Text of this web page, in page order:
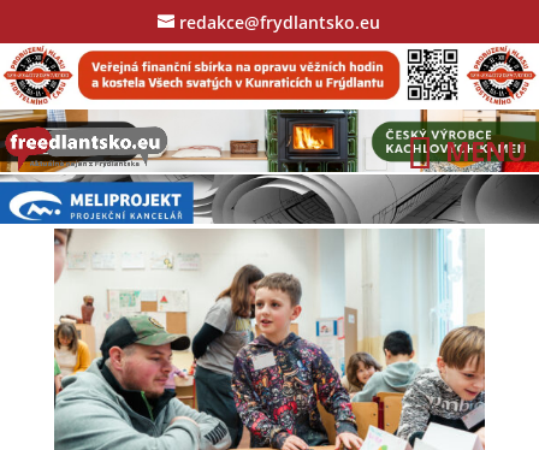
redakce@frydlantsko.eu